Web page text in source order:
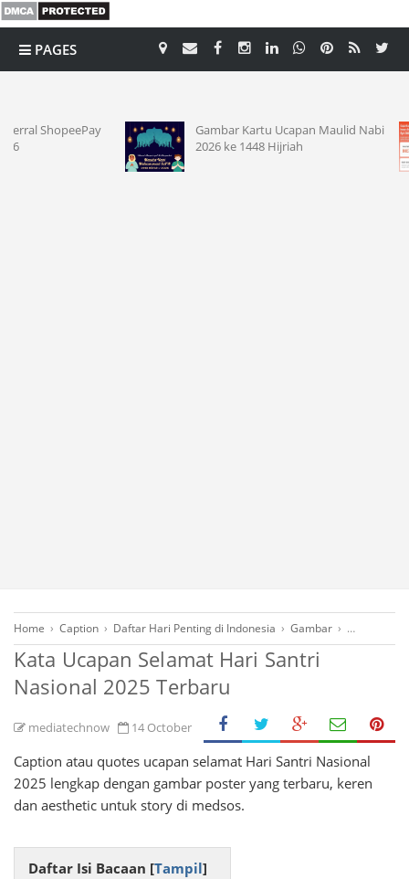
PAGES
Gambar Kartu Ucapan Maulid Nabi
2026 ke 1448 Hijriah
Event
31
Home › Caption › Daftar Hari Penting di Indonesia › Gambar › Gambar
Kata Ucapan Selamat Hari Santri
Nasional 2025 Terbaru
mediatechnow 14 October
Caption atau quotes ucapan selamat Hari Santri Nasional
2025 lengkap dengan gambar poster yang terbaru, keren
dan aesthetic untuk story di medsos.
Daftar Isi Bacaan [Tampil]